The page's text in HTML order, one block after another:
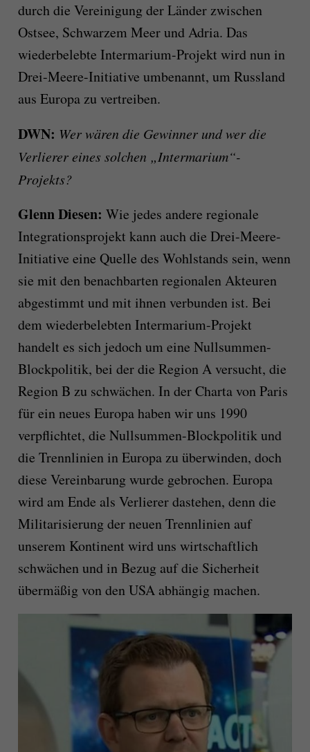
durch die Vereinigung der Länder zwischen
Ostsee, Schwarzem Meer und Adria. Das
wiederbelebte Intermarium-Projekt wird nun in
Drei-Meere-Initiative umbenannt, um Russland
aus Europa zu vertreiben.
DWN: Wer wären die Gewinner und wer die
Verlierer eines solchen „Intermarium“-
Projekts?
Glenn Diesen: Wie jedes andere regionale
Integrationsprojekt kann auch die Drei-Meere-
Initiative eine Quelle des Wohlstands sein, wenn
sie mit den benachbarten regionalen Akteuren
abgestimmt und mit ihnen verbunden ist. Bei
dem wiederbelebten Intermarium-Projekt
handelt es sich jedoch um eine Nullsummen-
Blockpolitik, bei der die Region A versucht, die
Region B zu schwächen. In der Charta von Paris
für ein neues Europa haben wir uns 1990
verpflichtet, die Nullsummen-Blockpolitik und
die Trennlinien in Europa zu überwinden, doch
diese Vereinbarung wurde gebrochen. Europa
wird am Ende als Verlierer dastehen, denn die
Militarisierung der neuen Trennlinien auf
unserem Kontinent wird uns wirtschaftlich
schwächen und in Bezug auf die Sicherheit
übermäßig von den USA abhängig machen.